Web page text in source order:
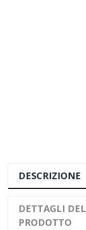
DESCRIZIONE
DETTAGLI DEL
PRODOTTO